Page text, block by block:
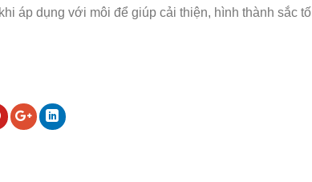
áp dụng với môi để giúp cải thiện, hình thành sắc tố